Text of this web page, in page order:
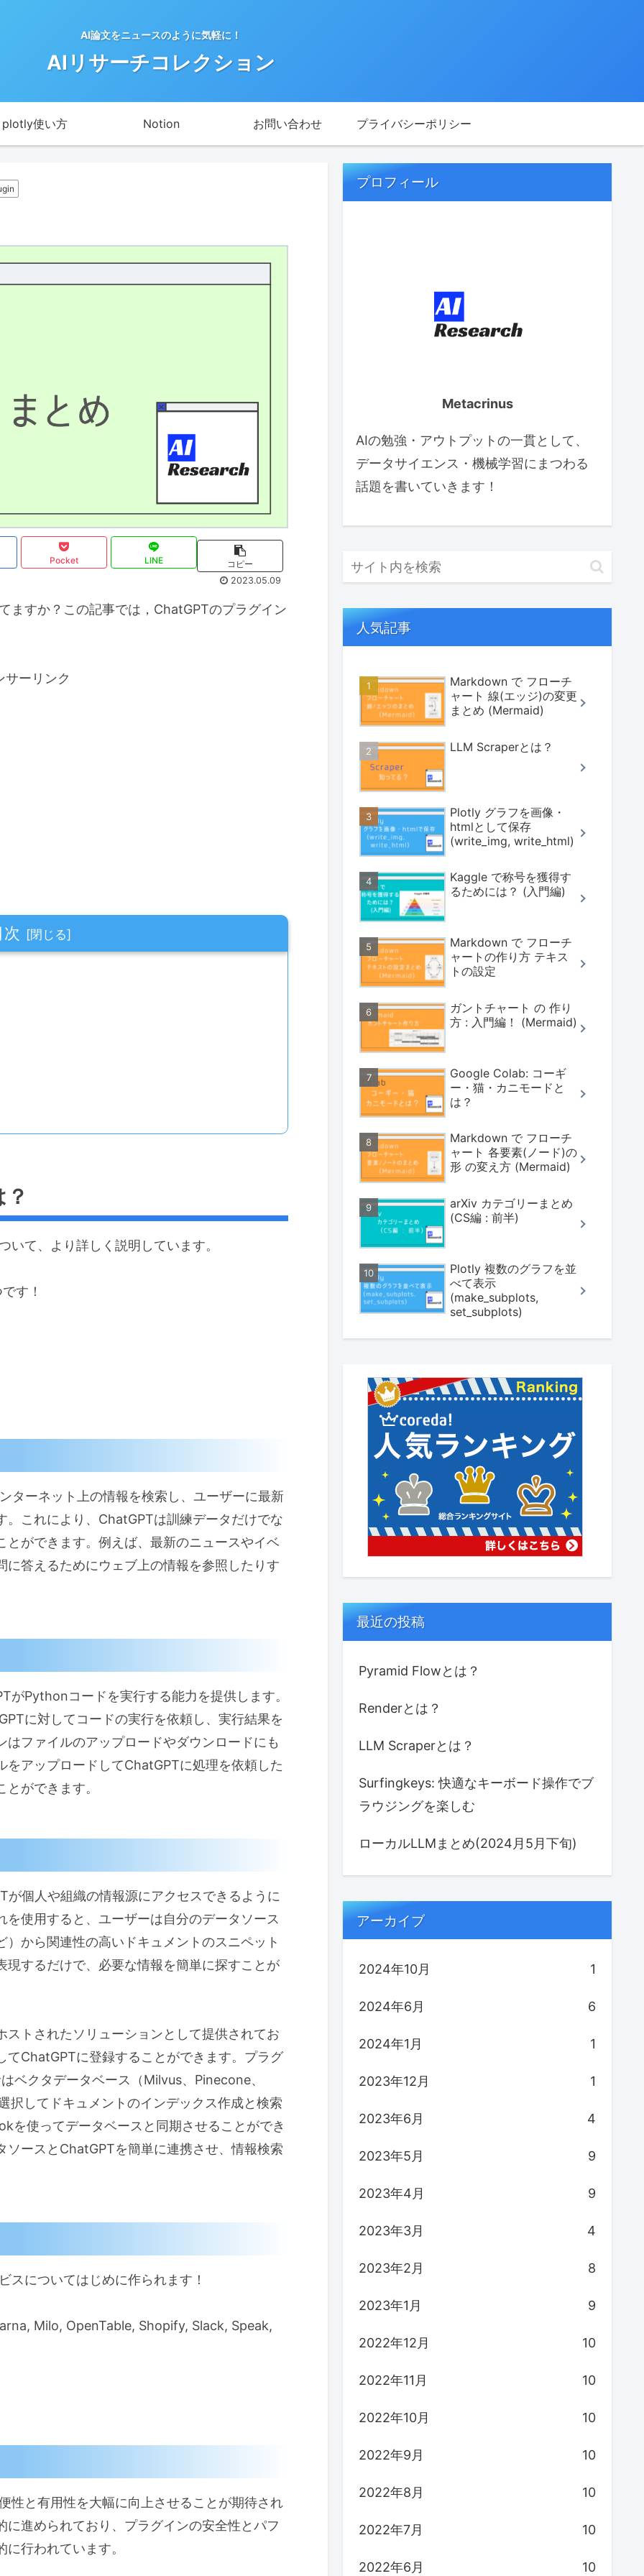
AI論文をニュースのように気軽に！
AIリサーチコレクション
plotly使い方 Notion お問い合わせ プライバシーポリシー
Pocket LINE
コピー
2023.05.09
ますか？この記事では，ChatGPTのプラグイン
サーリンク
次
て、より詳しく説明しています。
す！
ターネット上の情報を検索し、ユーザーに最新
これにより、ChatGPTは訓練データだけでな
ができます。例えば、最新のニュースやイベ
答えるためにウェブ上の情報を参照したりす
がPythonコードを実行する能力を提供します。
に対してコードの実行を依頼し、実行結果を
ファイルのアップロードやダウンロードにも
アップロードしてChatGPTに処理を依頼した
ができます。
個人や組織の情報源にアクセスできるように
使用すると、ユーザーは自分のデータソース
から関連性の高いドキュメントのスニペット
するだけで、必要な情報を簡単に探すことが
トされたソリューションとして提供されてお
ChatGPTに登録することができます。プラグ
ベクタデータベース（Milvus、Pinecone、
してドキュメントのインデックス作成と検索
を使ってデータベースと同期させることができ
ースとChatGPTを簡単に連携させ、情報検索
についてはじめに作られます！
Milo, OpenTable, Shopify, Slack, Speak,
性と有用性を大幅に向上させることが期待され
進められており、プラグインの安全性とパフ
行われています。
プロフィール
Metacrinus
AIの勉強・アウトプットの一貫として、
データサイエンス・機械学習にまつわる
話題を書いていきます！
人気記事
Markdown で フローチ
ャート 線(エッジ)の変更
まとめ (Mermaid)
LLM Scraperとは？
Plotly グラフを画像・
htmlとして保存
(write_img, write_html)
Kaggle で称号を獲得す
るためには？ (入門編)
Markdown で フローチ
ャートの作り方 テキス
トの設定
ガントチャート の 作り
方 : 入門編！ (Mermaid)
Google Colab: コーギ
ー・猫・カニモードと
は？
Markdown で フローチ
ャート 各要素(ノード)の
形 の変え方 (Mermaid)
arXiv カテゴリーまとめ
(CS編 : 前半)
Plotly 複数のグラフを並
べて表示
(make_subplots,
set_subplots)
最近の投稿
Pyramid Flowとは？
Renderとは？
LLM Scraperとは？
Surfingkeys: 快適なキーボード操作でブ
ラウジングを楽しむ
ローカルLLMまとめ(2024月5月下旬)
アーカイブ
2024年10月 1
2024年6月 6
2024年1月 1
2023年12月 1
2023年6月 4
2023年5月 9
2023年4月 9
2023年3月 4
2023年2月 8
2023年1月 9
2022年12月 10
2022年11月 10
2022年10月 10
2022年9月 10
2022年8月 10
2022年7月 10
2022年6月 10